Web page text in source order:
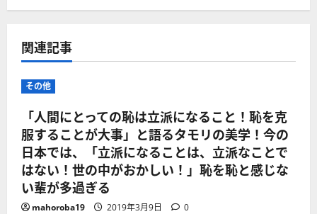
関連記事
その他
「人間にとっての恥は立派になること！恥を克
服することが大事」と語るタモリの美学！今の
日本では、「立派になることは、立派なことで
はない！世の中がおかしい！」恥を恥と感じな
い輩が多過ぎる
mahoroba19 2019年3月9日 0